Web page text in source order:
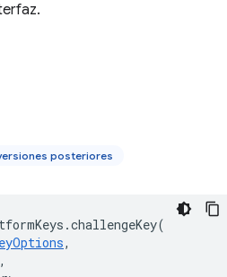
posteriores
.challengeKey(
,
,